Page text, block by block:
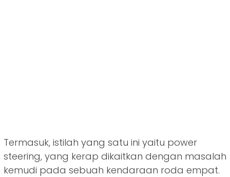
Termasuk, istilah yang satu ini yaitu power
steering, yang kerap dikaitkan dengan masalah
kemudi pada sebuah kendaraan roda empat.